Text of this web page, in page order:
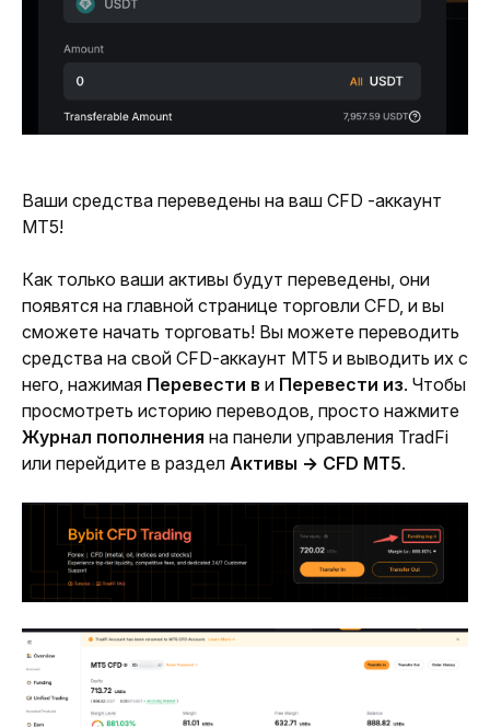
Ваши средства переведены на ваш CFD -аккаунт
MT5!
Как только ваши активы будут переведены, они
появятся на главной странице торговли CFD, и вы
сможете начать торговать! Вы можете переводить
средства на свой CFD-аккаунт MT5 и выводить их с
него, нажимая Перевести в и Перевести из. Чтобы
Журнал пополнения на панели управления TradFi
или перейдите в раздел Активы → CFD MT5.